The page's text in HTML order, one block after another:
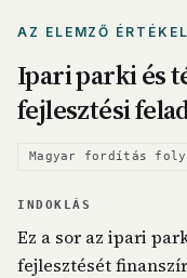
AZ ELEMZŐ
Ipari parki és
fejlesztési
Magyar fordítás
INDOKLÁS
Ez a sor az ipari
fejlesztését